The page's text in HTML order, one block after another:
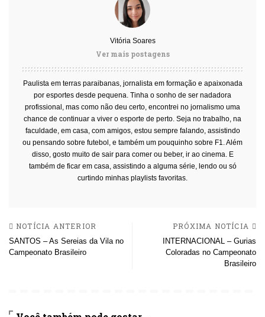
Vitória Soares
Ver mais postagens
Paulista em terras paraibanas, jornalista em formação e apaixonada
por esportes desde pequena. Tinha o sonho de ser nadadora
profissional, mas como não deu certo, encontrei no jornalismo uma
chance de continuar a viver o esporte de perto. Seja no trabalho, na
faculdade, em casa, com amigos, estou sempre falando, assistindo
ou pensando sobre futebol, e também um pouquinho sobre F1. Além
disso, gosto muito de sair para comer ou beber, ir ao cinema. E
também de ficar em casa, assistindo a alguma série, lendo ou só
curtindo minhas playlists favoritas.
NOTÍCIA ANTERIOR
SANTOS – As Sereias da Vila no
Campeonato Brasileiro
PRÓXIMA NOTÍCIA
INTERNACIONAL – Gurias
Coloradas no Campeonato
Brasileiro